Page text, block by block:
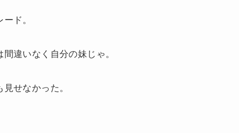
ド。
違いなく自分の妹じゃ。
せなかった。